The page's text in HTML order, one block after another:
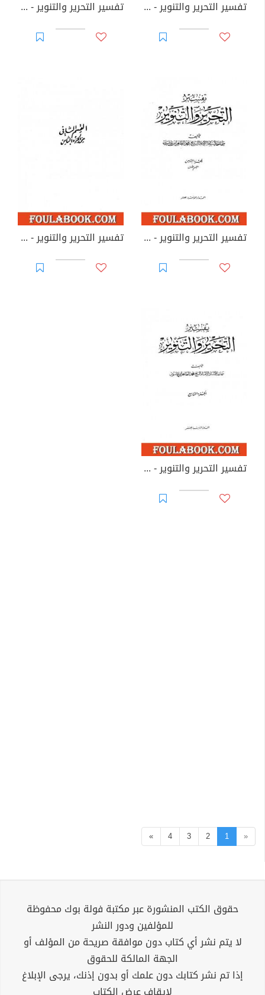
تفسير التحرير والتنوير - الجزء السادس تفسير التحرير والتنوير - الجزء السابع
تفسير التحرير والتنوير - الجزء الثامن: القسم الأول تفسير التحرير والتنوير - الجزء الثامن: القسم الثاني
تفسير التحرير والتنوير - الجزء التاسع
«
1
2
3
4
»
حقوق الكتب المنشورة عبر مكتبة فولة بوك محفوظة
للمؤلفين ودور النشر
لا يتم نشر أي كتاب دون موافقة صريحة من المؤلف أو
الجهة المالكة للحقوق
إذا تم نشر كتابك دون علمك أو بدون إذنك، يرجى الإبلاغ